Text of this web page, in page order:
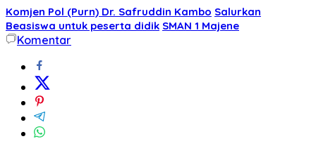
Komjen Pol (Purn) Dr. Safruddin Kambo Salurkan
Beasiswa untuk peserta didik SMAN 1 Majene
Komentar